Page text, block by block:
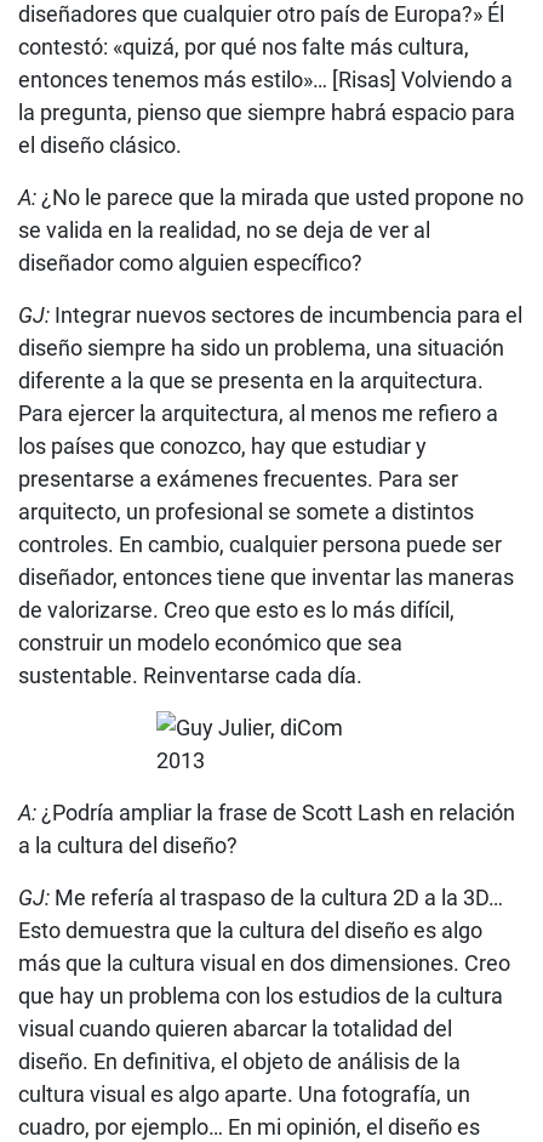
diseñadores que cualquier otro país de Europa?» Él
contestó: «quizá, por qué nos falte más cultura,
entonces tenemos más estilo»… [Risas] Volviendo a
la pregunta, pienso que siempre habrá espacio para
el diseño clásico.
A:¿No le parece que la mirada que usted propone no
se valida en la realidad, no se deja de ver al
diseñador como alguien específico?
GJ: Integrar nuevos sectores de incumbencia para el
diseño siempre ha sido un problema, una situación
diferente a la que se presenta en la arquitectura.
Para ejercer la arquitectura, al menos me refiero a
los países que conozco, hay que estudiar y
presentarse a exámenes frecuentes. Para ser
arquitecto, un profesional se somete a distintos
controles. En cambio, cualquier persona puede ser
diseñador, entonces tiene que inventar las maneras
de valorizarse. Creo que esto es lo más difícil,
construir un modelo económico que sea
sustentable. Reinventarse cada día.
A:¿Podría ampliar la frase de Scott Lash en relación
a la cultura del diseño?
GJ: Me refería al traspaso de la cultura 2D a la 3D…
Esto demuestra que la cultura del diseño es algo
más que la cultura visual en dos dimensiones. Creo
que hay un problema con los estudios de la cultura
visual cuando quieren abarcar la totalidad del
diseño. En definitiva, el objeto de análisis de la
cultura visual es algo aparte. Una fotografía, un
cuadro, por ejemplo… En mi opinión, el diseño es